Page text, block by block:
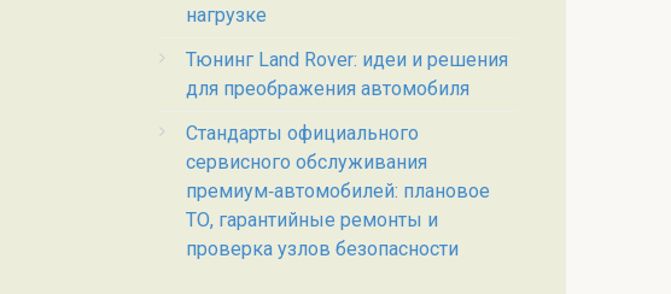
нагрузке
Тюнинг Land Rover: идеи и решения
для преображения автомобиля
Стандарты официального
сервисного обслуживания
премиум‑автомобилей: плановое
ТО, гарантийные ремонты и
проверка узлов безопасности